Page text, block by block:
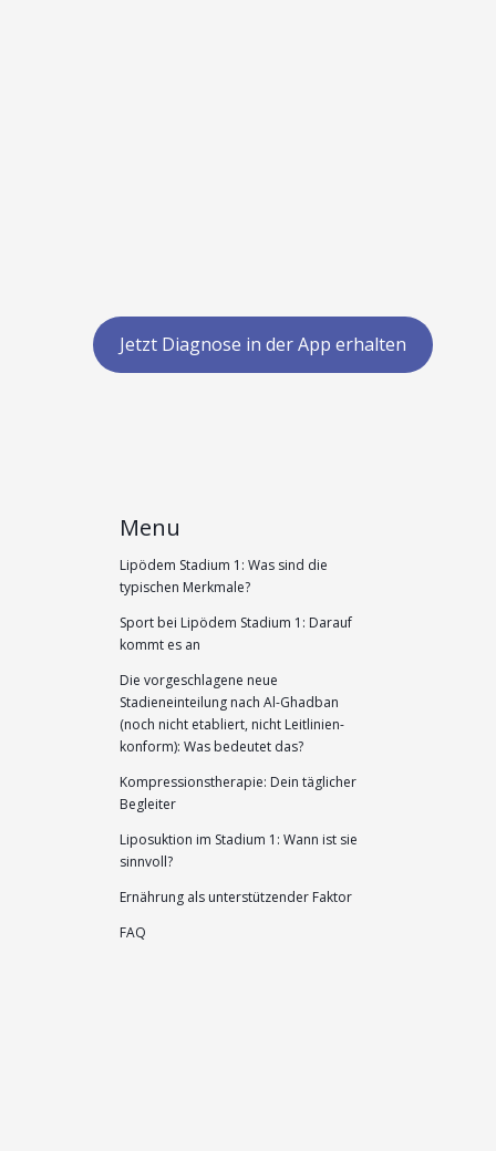
Jetzt Diagnose in der App erhalten
Menu
Lipödem Stadium 1: Was sind die
typischen Merkmale?
Sport bei Lipödem Stadium 1: Darauf
kommt es an
Die vorgeschlagene neue
Stadieneinteilung nach Al-Ghadban
(noch nicht etabliert, nicht Leitlinien-
konform): Was bedeutet das?
Kompressionstherapie: Dein täglicher
Begleiter
Liposuktion im Stadium 1: Wann ist sie
sinnvoll?
Ernährung als unterstützender Faktor
FAQ